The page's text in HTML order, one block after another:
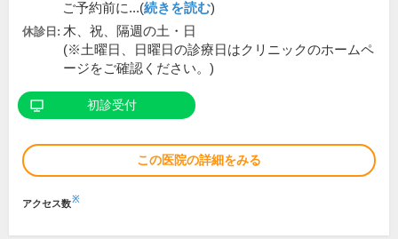
ご予約前に...(続きを読む)
休診日: 木、祝、隔週の土・日
(※土曜日、日曜日の診療日はクリニックのホームペ
ージをご確認ください。)
初診受付
この医院の詳細をみる
アクセス数※